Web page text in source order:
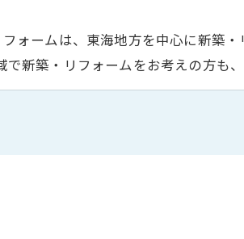
ォームは、東海地方を中心に新築・
で新築・リフォームをお考えの方も